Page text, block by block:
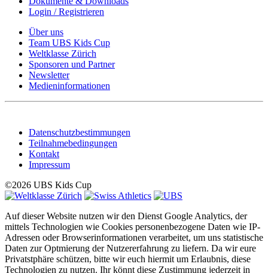
Login / Registrieren
Über uns
Team UBS Kids Cup
Weltklasse Zürich
Sponsoren und Partner
Newsletter
Medieninformationen
Datenschutzbestimmungen
Teilnahmebedingungen
Kontakt
Impressum
©2026 UBS Kids Cup
Auf dieser Website nutzen wir den Dienst Google Analytics, der
mittels Technologien wie Cookies personenbezogene Daten wie IP-
Adressen oder Browserinformationen verarbeitet, um uns statistische
Daten zur Optmierung der Nutzererfahrung zu liefern. Da wir eure
Privatstphäre schützen, bitte wir euch hiermit um Erlaubnis, diese
Technologien zu nutzen. Ihr könnt diese Zustimmung jederzeit in